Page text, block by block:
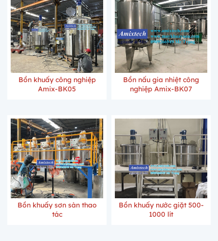
Bồn khuấy công nghiệp
Amix-BK05
Bồn nấu gia nhiệt công
nghiệp Amix-BK07
Bồn khuấy sơn sàn thao
tác
Bồn khuấy nước giặt 500-
1000 lít